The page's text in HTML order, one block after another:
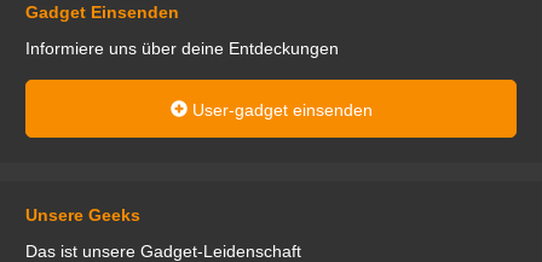
Gadget Einsenden
Informiere uns über deine Entdeckungen
User-gadget einsenden
Unsere Geeks
Das ist unsere Gadget-Leidenschaft